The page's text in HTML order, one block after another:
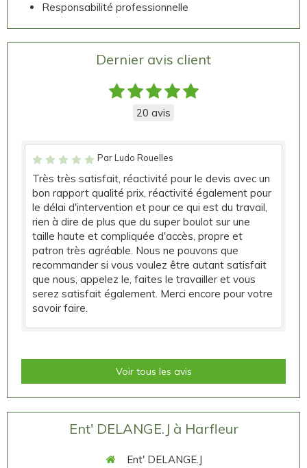
Responsabilité professionnelle
Dernier avis client
20 avis
Par Ludo Rouelles
Très très satisfait, réactivité pour le devis avec un
bon rapport qualité prix, réactivité également pour
le délai d'intervention et pour ce qui est du travail,
rien à dire de plus que du super boulot sur une
taille haute et compliquée d'accès, propre et
patron très agréable. Nous ne pouvons que
recommander si vous voulez être autant satisfait
que nous, appelez le, faites le travailler et vous
serez satisfait également. Merci encore pour votre
savoir faire.
Voir tous les avis
Ent' DELANGE.J à Harfleur
Ent' DELANGE.J